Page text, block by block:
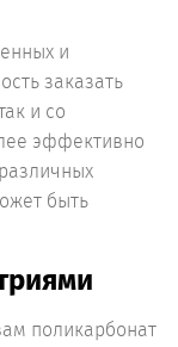
и
заказать
и со
эффективно
быть
поликарбонат